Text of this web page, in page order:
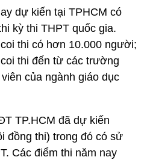
dự kiến tại TPHCM có
kỳ thi THPT quốc gia.
thi có hơn 10.000 người;
thi đến từ các trường
của ngành giáo dục
TP.HCM đã dự kiến
đồng thi) trong đó có sử
Các điểm thi năm nay